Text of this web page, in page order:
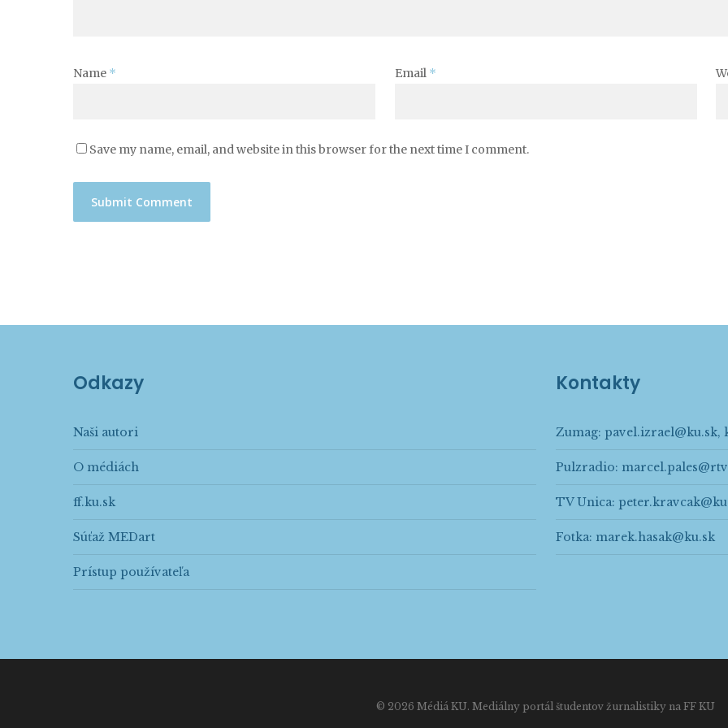
Name * Email *
Save my name, email, and website in this browser for the next time I comment.
Odkazy
Naši autori
O médiách
ff.ku.sk
Súťaž MEDart
Prístup používateľa
Kontakty
Zumag: pavel.izrael@ku.sk,
Pulzradio:
TV Unica:
Fotka: marek.hasak@ku.sk
© 2026 Médiá KU. Mediálny portál študentov žurnalistiky na FF KU